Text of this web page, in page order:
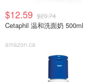
$12.59 $23.74
Cetaphil 温和洗面奶 500ml
amazon.ca